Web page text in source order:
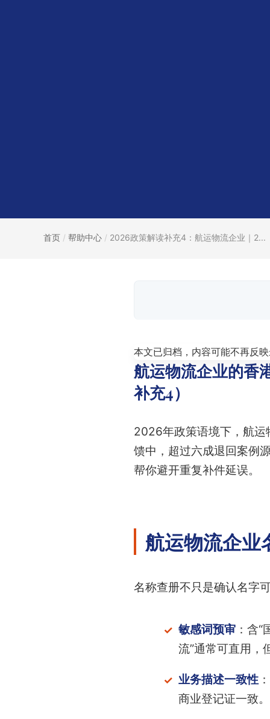
首页 / 帮助中心 / 2026政策解读补充4：航运物流企业｜2...
本文已归档，内容可能不再反
航运物流企业的香
补充4）
2026年政策语境下，航运
馈中，超过六成退回案例
帮你避开重复补件延误。
航运物流企业
名称查册不只是确认名字
敏感词预审：含“
流”通常可直用，
业务描述一致性
商业登记证一致